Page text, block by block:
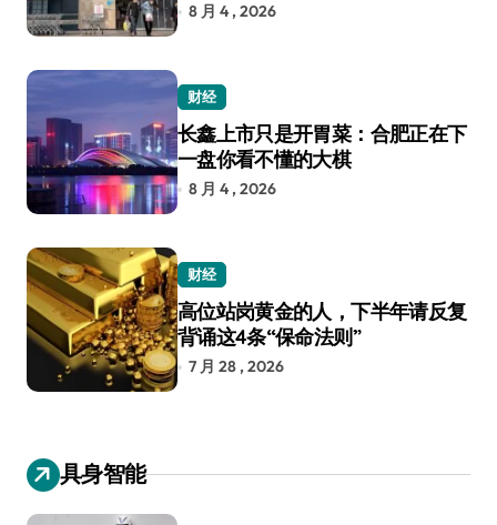
8 月 4 , 2026
财经
长鑫上市只是开胃菜：合肥正在下
一盘你看不懂的大棋
8 月 4 , 2026
财经
高位站岗黄金的人，下半年请反复
背诵这4条“保命法则”
7 月 28 , 2026
具身智能